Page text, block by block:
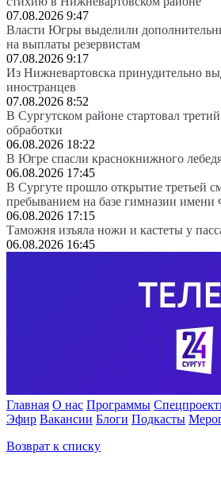
07.08.2026 9:47
Власти Югры выделили
на выплаты резервистам
07.08.2026 9:17
Из Нижневартовска принудительно
иностранцев
07.08.2026 8:52
В Сургутском районе стартовал
обработки
06.08.2026 18:22
В Югре спасли краснокнижного
06.08.2026 17:45
В Сургуте прошло открытие третьей
пребыванием на базе гимназии
06.08.2026 17:15
Таможня изъяла ножи и кастеты у
06.08.2026 16:45
Главная О нас Программы
Эфир Вакансии Блоги Подкасты
Возврат к списку